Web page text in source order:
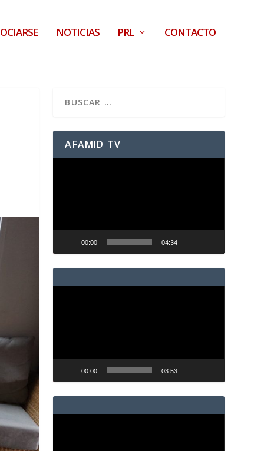
NOTICIAS PRL CONTACTO
AFAMID TV
00:00 04:34
00:00 03:53